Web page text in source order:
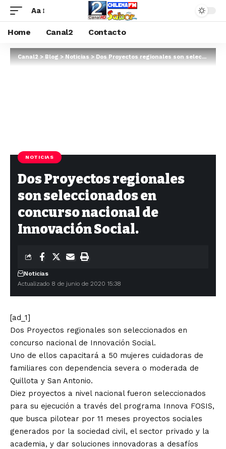
Aa
Home Canal2 Contacto
Canal2>Blog>Noticias>Dos Proyectos regionales son seleccionados en concurso nacional de Innovación Social.
NOTICIAS
Dos Proyectos regionales
son seleccionados en
concurso nacional de
Innovación Social.
Actualizado 8 de junio de 2020 15:38
Noticias
[ad_1]
Dos Proyectos regionales son seleccionados en
concurso nacional de Innovación Social.
Uno de ellos capacitará a 50 mujeres cuidadoras de
familiares con dependencia severa o moderada de
Quillota y San Antonio.
Diez proyectos a nivel nacional fueron seleccionados
para su ejecución a través del programa Innova FOSIS,
que busca pilotear por 11 meses proyectos sociales
generados por la sociedad civil, el sector privado y la
academia, y dar soluciones innovadoras a desafíos